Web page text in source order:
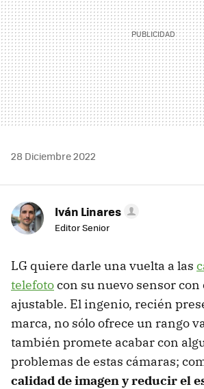
28 Diciembre 2022
Iván Linares
Editor Senior
LG quiere darle una vuelta a las
telefotocon su nuevo sensor con
ajustable. El ingenio, recién
marca, no sólo ofrece un rango
también promete acabar con
problemas de estas cámaras;
calidad de imagen y reducir el